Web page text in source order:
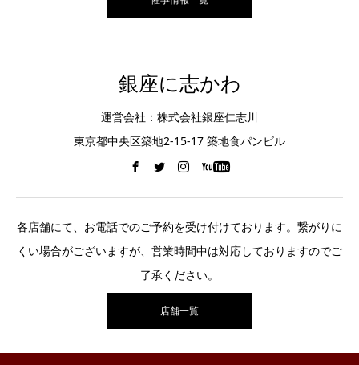
銀座に志かわ
運営会社：株式会社銀座仁志川
東京都中央区築地2-15-17 築地食パンビル
各店舗にて、お電話でのご予約を受け付けております。繋がりに
くい場合がございますが、営業時間中は対応しておりますのでご
了承ください。
店舗一覧